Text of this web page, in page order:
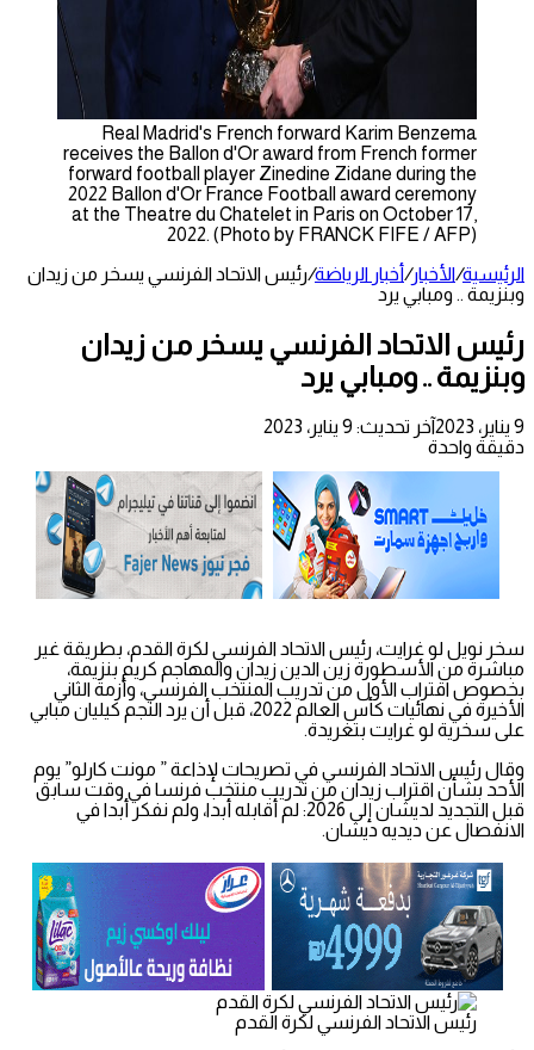
Real Madrid's French forward Karim Benzema
receives the Ballon d'Or award from French former
forward football player Zinedine Zidane during the
2022 Ballon d'Or France Football award ceremony
at the Theatre du Chatelet in Paris on October 17,
2022. (Photo by FRANCK FIFE / AFP)
الرئيسية/الأخبار/أخبار الرياضة/رئيس الاتحاد الفرنسي يسخر من زيدان
وبنزيمة .. ومبابي يرد
رئيس الاتحاد الفرنسي يسخر من زيدان
وبنزيمة .. ومبابي يرد
9 يناير، 2023
آخر تحديث: 9 يناير، 2023
دقيقة واحدة
سخر نويل لو غرايت، رئيس الاتحاد الفرنسي لكرة القدم، بطريقة غير
مباشرة من الأسطورة زين الدين زيدان والمهاجم كريم بنزيمة،
بخصوص اقتراب الأول من تدريب المنتخب الفرنسي، وأزمة الثاني
الأخيرة في نهائيات كأس العالم 2022، قبل أن يرد النجم كيليان مبابي
على سخرية لو غرايت بتغريدة.
وقال رئيس الاتحاد الفرنسي في تصريحات لإذاعة ” مونت كارلو” يوم
الأحد بشأن اقتراب زيدان من تدريب منتخب فرنسا في وقت سابق
قبل التجديد لديشان إلى 2026: لم أقابله أبدا، ولم نفكر أبدا في
الانفصال عن ديديه ديشان.
رئيس الاتحاد الفرنسي لكرة القدم